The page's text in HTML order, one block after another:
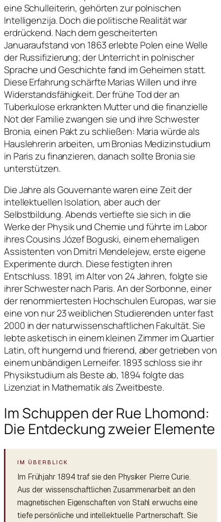
eine Schulleiterin, gehörten zur polnischen
Intelligenzija. Doch die politische Realität war
erdrückend. Nach dem gescheiterten
Januaraufstand von 1863 erlebte Polen eine Welle
der Russifizierung; der Unterricht in polnischer
Sprache und Geschichte fand im Geheimen statt.
Diese Erfahrung schärfte Marias Willen und ihre
Widerstandsfähigkeit. Der frühe Tod der an
Tuberkulose erkrankten Mutter und die finanzielle
Not der Familie zwangen sie und ihre Schwester
Bronia, einen Pakt zu schließen: Maria würde als
Hauslehrerin arbeiten, um Bronias Medizinstudium
in Paris zu finanzieren, danach sollte Bronia sie
unterstützen.
Die Jahre als Gouvernante waren eine Zeit der
intellektuellen Isolation, aber auch der
Selbstbildung. Abends vertiefte sie sich in die
Werke der Physik und Chemie und führte im Labor
ihres Cousins Józef Boguski, einem ehemaligen
Assistenten von Dmitri Mendelejew, erste eigene
Experimente durch. Diese festigten ihren
Entschluss. 1891, im Alter von 24 Jahren, folgte sie
ihrer Schwester nach Paris. An der Sorbonne, einer
der renommiertesten Hochschulen Europas, war sie
eine von nur 23 weiblichen Studierenden unter fast
2000 in der naturwissenschaftlichen Fakultät. Sie
lebte asketisch in einem kleinen Zimmer im Quartier
Latin, oft hungernd und frierend, aber getrieben von
einem unbändigen Lerneifer. 1893 schloss sie ihr
Physikstudium als Beste ab, 1894 folgte das
Lizenziat in Mathematik als Zweitbeste.
Im Schuppen der Rue Lhomond:
Die Entdeckung zweier Elemente
Im Frühjahr 1894 traf sie den Physiker Pierre Curie.
Aus der wissenschaftlichen Zusammenarbeit an den
magnetischen Eigenschaften von Stahl erwuchs eine
tiefe persönliche und intellektuelle Partnerschaft. Sie